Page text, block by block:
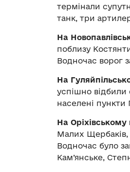
термінали
танк, три
На
поблизу
Водночас ворог
На
успішно відбили
населені пункти
На
Малих Щербаків,
Водночас було
Кам’янське,